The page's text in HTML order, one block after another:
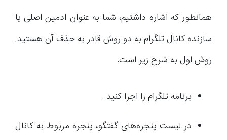
همانطور که اشاره داشتیم، شما به عنوان ادمین اصلی یا
سازنده کانال تلگرام به دو روش قادر به حذف آن هستید.
روش اول به شرح زیر است:
برنامه تلگرام را اجرا کنید.
در لیست پنجره‌های گفتگو، پنجره مربوط به کانال